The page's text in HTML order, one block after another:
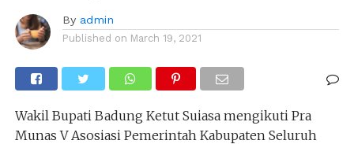
By admin
Published on March 19, 2021
Wakil Bupati Badung Ketut Suiasa mengikuti Pra
Munas V Asosiasi Pemerintah Kabupaten Seluruh